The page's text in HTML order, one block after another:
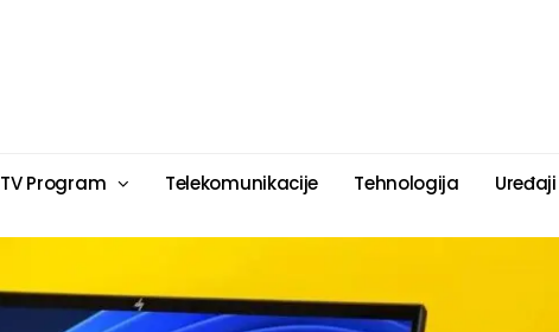
TV Program Telekomunikacije Tehnologija Uređaji